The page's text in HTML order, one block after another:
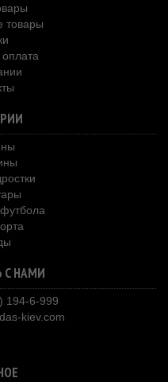
товары
оплата
С НАМИ
194-6-999
kiev.com